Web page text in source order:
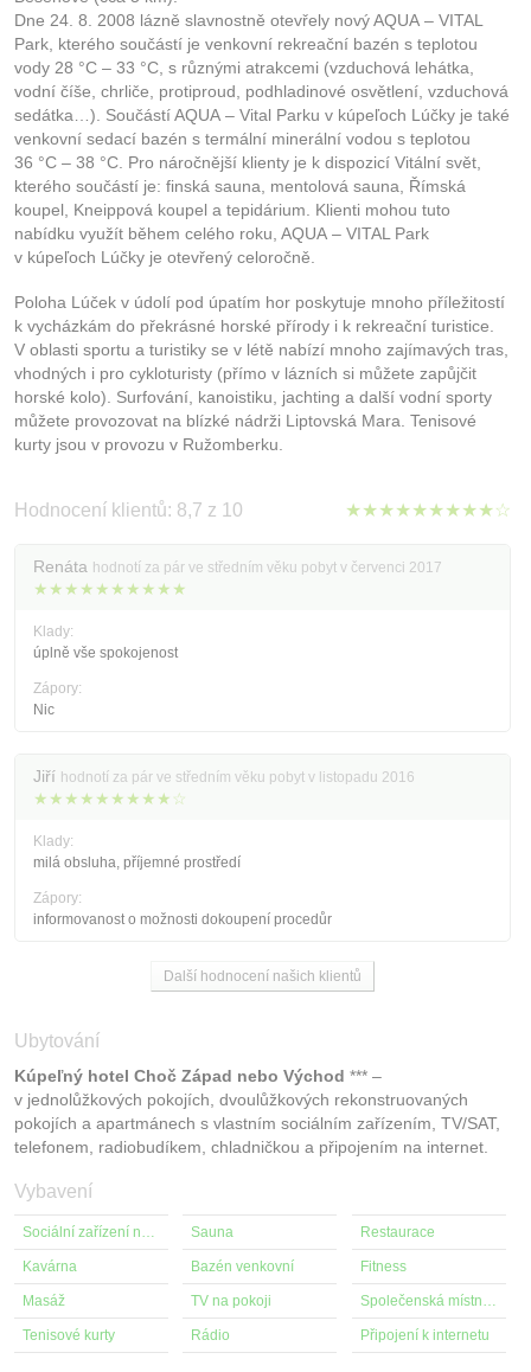
Dne 24. 8. 2008 lázně slavnostně otevřely nový AQUA – VITAL
Park, kterého součástí je venkovní rekreační bazén s teplotou
vody 28 °C – 33 °C, s různými atrakcemi (vzduchová lehátka,
vodní číše, chrliče, protiproud, podhladinové osvětlení, vzduchová
sedátka…). Součástí AQUA – Vital Parku v kúpeľoch Lúčky je také
venkovní sedací bazén s termální minerální vodou s teplotou
36 °C – 38 °C. Pro náročnější klienty je k dispozicí Vitální svět,
kterého součástí je: finská sauna, mentolová sauna, Římská
koupel, Kneippová koupel a tepidárium. Klienti mohou tuto
nabídku využít během celého roku, AQUA – VITAL Park
v kúpeľoch Lúčky je otevřený celoročně.
Poloha Lúček v údolí pod úpatím hor poskytuje mnoho příležitostí
k vycházkám do překrásné horské přírody i k rekreační turistice.
V oblasti sportu a turistiky se v létě nabízí mnoho zajímavých tras,
vhodných i pro cykloturisty (přímo v lázních si můžete zapůjčit
horské kolo). Surfování, kanoistiku, jachting a další vodní sporty
můžete provozovat na blízké nádrži Liptovská Mara. Tenisové
kurty jsou v provozu v Ružomberku.
Hodnocení klientů: 8,7 z 10 ★★★★★★★★★☆
Renáta hodnotí za pár ve středním věku pobyt v červenci 2017
★★★★★★★★★★
Klady:
úplně vše spokojenost
Zápory:
Nic
Jiří hodnotí za pár ve středním věku pobyt v listopadu 2016
★★★★★★★★★☆
Klady:
milá obsluha, příjemné prostředí
Zápory:
informovanost o možnosti dokoupení procedůr
Další hodnocení našich klientů
Ubytování
Kúpeľný hotel Choč Západ nebo Východ *** –
v jednolůžkových pokojích, dvoulůžkových rekonstruovaných
pokojích a apartmánech s vlastním sociálním zařízením, TV/SAT,
telefonem, radiobudíkem, chladničkou a připojením na internet.
Vybavení
Sociální zařízení na pokoji Sauna Restaurace
Kavárna Bazén venkovní Fitness
Masáž TV na pokoji Společenská místnost s TV
Tenisové kurty Rádio Připojení k internetu